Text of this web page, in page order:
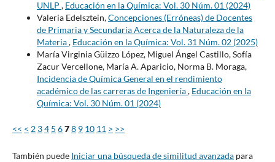
UNLP , Educación en la Química: Vol. 30 Núm. 01 (2024)
Valeria Edelsztein,Concepciones (Erróneas) de Docentes
de Primaria y Secundaria Acerca de la Naturaleza de la
Materia, Educación en la Química: Vol. 31 Núm. 02 (2025)
María Virginia Güizzo López, Miguel Ángel Castillo, Sofía
Zacur Vercellone, María A. Aparicio, Norma B. Moraga,
Incidencia de Química General en el rendimiento
académico de las carreras de Ingeniería, Educación en la
Química: Vol. 30 Núm. 01 (2024)
<< < 2 34 5 678 9 10 11 > >>
También puede Iniciar una búsqueda de similitud avanzadapara